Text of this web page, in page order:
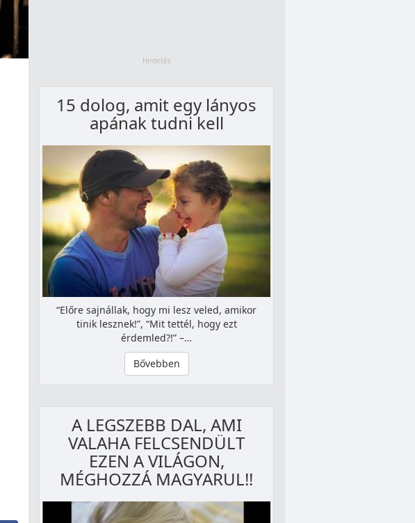
15 dolog, amit egy lányos
apának tudni kell
“Előre sajnállak, hogy mi lesz veled, amikor
tinik lesznek!”, “Mit tettél, hogy ezt
érdemled?!” –…
Bővebben
A LEGSZEBB DAL, AMI
VALAHA FELCSENDÜLT
EZEN A VILÁGON,
MÉGHOZZÁ MAGYARUL!!